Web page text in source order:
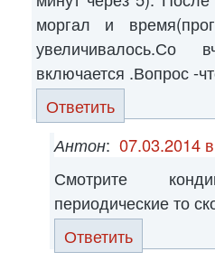
моргал и
включается .Вопрос -
Ответить
Антон: 07.03.2014
Смотрите
периодические то
Ответить